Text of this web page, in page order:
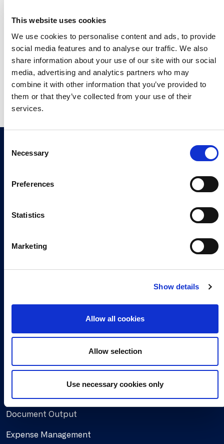
This website uses cookies
We use cookies to personalise content and ads, to provide
social media features and to analyse our traffic. We also
share information about your use of our site with our social
media, advertising and analytics partners who may
combine it with other information that you’ve provided to
them or that they’ve collected from your use of their
services.
Necessary
Preferences
Statistics
Marketing
Show details
Allow all cookies
Allow selection
Use necessary cookies only
Mails von Continia Software zu erhalten. Sie können
sich jederzeit abmelden. Zudem stimmen Sie der
von Continia zu, in der
festgelegt ist, dass wir Ihre Kontaktinformationen an
Ihren Microsoft-Partner weitergeben dürfen, damit
dieser Sie bezüglich dieses Produkts und
verwandter Produkte kontaktieren kann.
*
Join our newsletter
Meet the team
About us
Find a partner
Document Output
Expense Management